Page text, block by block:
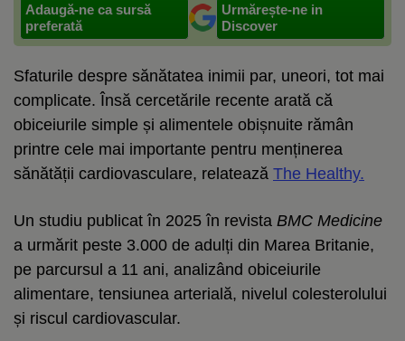
Adaugă-ne ca sursă
preferată
Urmărește-ne in
Discover
Sfaturile despre sănătatea inimii par, uneori, tot mai
complicate. Însă cercetările recente arată că
obiceiurile simple și alimentele obișnuite rămân
printre cele mai importante pentru menținerea
sănătății cardiovasculare, relatează The Healthy.
Un studiu publicat în 2025 în revista BMC Medicine
a urmărit peste 3.000 de adulți din Marea Britanie,
pe parcursul a 11 ani, analizând obiceiurile
alimentare, tensiunea arterială, nivelul colesterolului
și riscul cardiovascular.